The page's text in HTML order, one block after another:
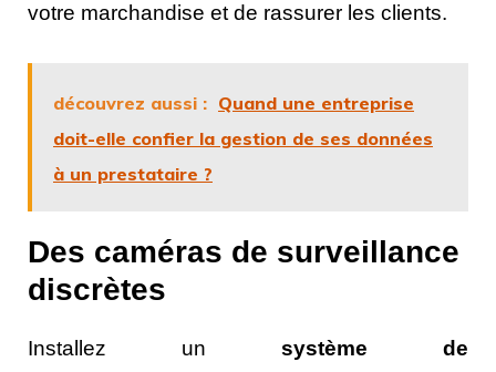
votre marchandise et de rassurer les clients.
découvrez aussi : Quand une entreprise
doit-elle confier la gestion de ses données
à un prestataire ?
Des caméras de surveillance
discrètes
Installez un système de